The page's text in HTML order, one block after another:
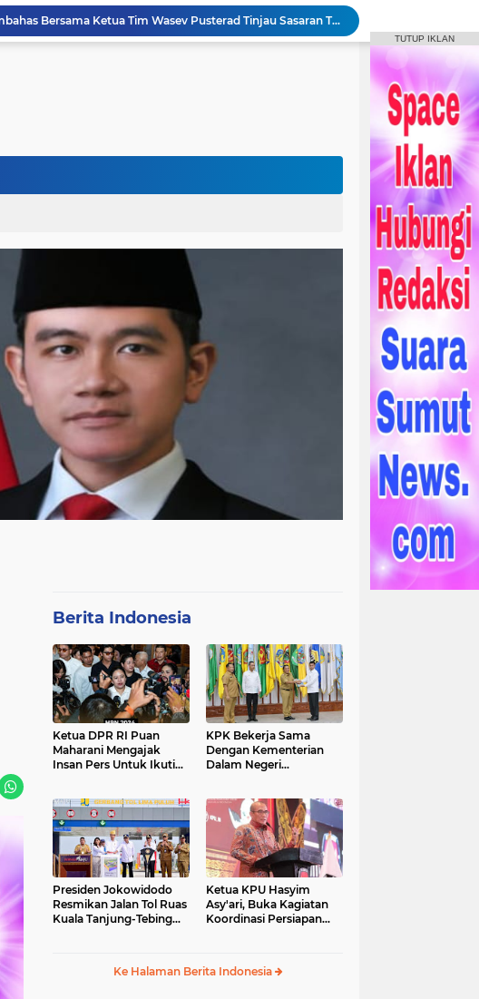
Bupati Humbahas Bersama Ketua Tim Wasev Pusterad Tinjau Sasaran TMMD.
Pemkab Humbang Hasundutan Salurkan Bantuan Sosial kepada Korban Kebakaran di Kecamatan Paranginan
Bupati Humbahas Letakkan Batu Pertama Pembangunan Cath Lab RSUD Doloksanggul
Berita Indonesia
Ketua DPR RI Puan
Maharani Mengajak
Insan Pers Untuk Ikuti
KPK Bekerja Sama
Dengan Kementerian
Dalam Negeri
Presiden Jokowidodo
Resmikan Jalan Tol Ruas
Kuala Tanjung-Tebing
Ketua KPU Hasyim
Asy'ari, Buka Kagiatan
Koordinasi Persiapan
Ke Halaman Berita Indonesia
TUTUP IKLAN